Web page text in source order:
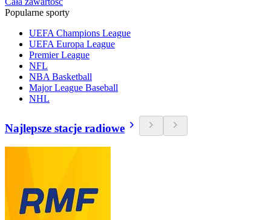
Popularne sporty
UEFA Champions League
UEFA Europa League
Premier League
NFL
NBA Basketball
Major League Baseball
NHL
Najlepsze stacje radiowe